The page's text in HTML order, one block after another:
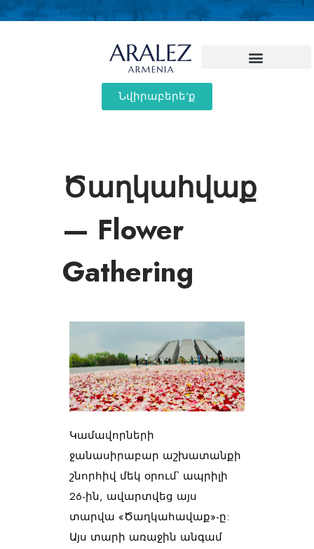
Նվիրաբերե'ք
Ծաղկահվաք
— Flower
Gathering
Կամավորների
ջանասիրաբար աշխատանքի
շնորհիվ մեկ օրում՝ ապրիլի
26-ին, ավարտվեց այս
տարվա «Ծաղկահավաք»-ը:
Այս տարի առաջին անգամ